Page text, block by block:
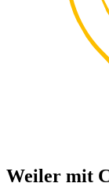
Weiler mit